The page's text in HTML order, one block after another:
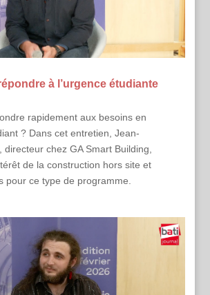
à l’urgence étudiante
rapidement aux besoins en
? Dans cet entretien, Jean-
directeur chez GA Smart Building,
de la construction hors site et
pour ce type de programme.